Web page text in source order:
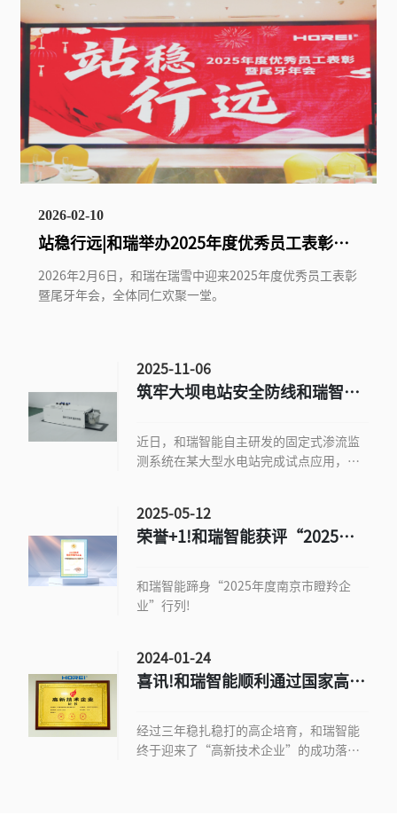
2026-02-10
站稳行远|和瑞举办2025年度优秀员工表彰暨
尾牙年会
2026年2月6日，和瑞在瑞雪中迎来2025年度优秀员工表彰
暨尾牙年会，全体同仁欢聚一堂。
2025-11-06
筑牢大坝电站安全防线和瑞智能
近日，和瑞智能自主研发的固定式渗流监
测系统在某大型水电站完成试点应用，为
2025-05-12
荣誉+1!和瑞智能获评“2025年
和瑞智能蹄身“2025年度南京市瞪羚企
业”行列!
2024-01-24
喜讯!和瑞智能顺利通过国家高新
经过三年稳扎稳打的高企培育，和瑞智能
终于迎来了“高新技术企业”的成功落